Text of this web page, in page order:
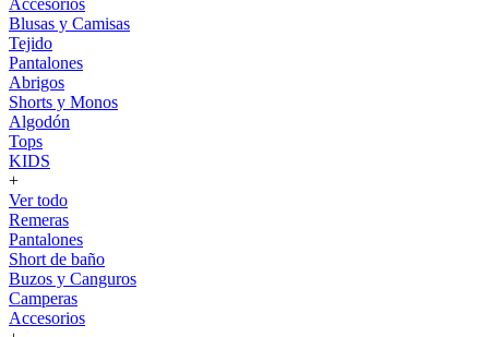
Accesorios
Blusas y Camisas
Tejido
Pantalones
Abrigos
Shorts y Monos
Algodón
Tops
KIDS
+
Ver todo
Remeras
Pantalones
Short de baño
Buzos y Canguros
Camperas
Accesorios